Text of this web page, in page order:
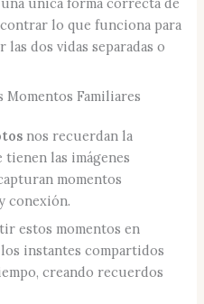
lo que funciona para
dos vidas separadas o
Momentos Familiares
nos recuerdan la
las imágenes
momentos
conexión.
estos momentos en
instantes compartidos
creando recuerdos